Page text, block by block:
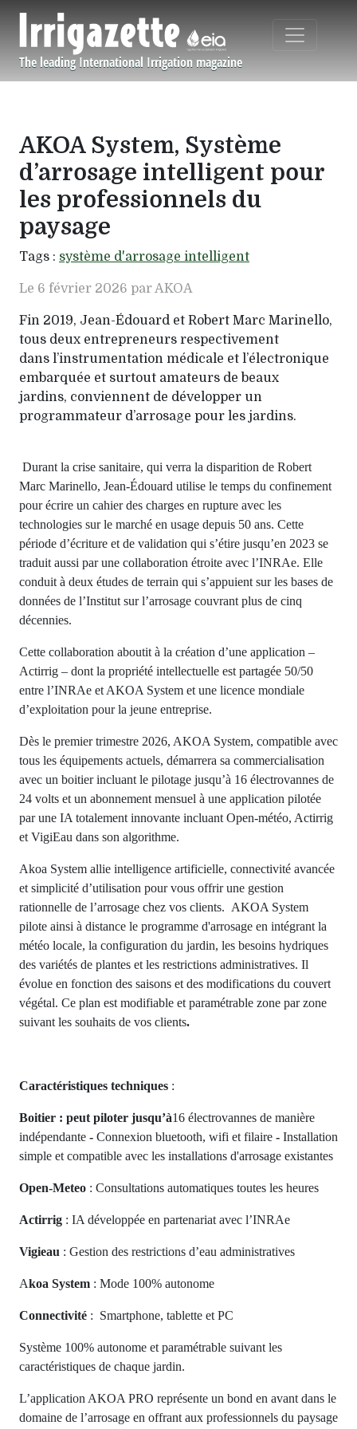
The leading International Irrigation magazine
Navigation principale
AKOA System, Système
d’arrosage intelligent pour
les professionnels du
paysage
Tags : système d'arrosage intelligent
Le 6 février 2026 par AKOA
Fin 2019, Jean-Édouard et Robert Marc Marinello,
tous deux entrepreneurs respectivement
dans l’instrumentation médicale et l’électronique
embarquée et surtout amateurs de beaux
jardins, conviennent de développer un
programmateur d’arrosage pour les jardins.
Durant la crise sanitaire, qui verra la disparition de Robert
Marc Marinello, Jean-Édouard utilise le temps du confinement
pour écrire un cahier des charges en rupture avec les
technologies sur le marché en usage depuis 50 ans. Cette
période d’écriture et de validation qui s’étire jusqu’en 2023 se
traduit aussi par une collaboration étroite avec l’INRAe. Elle
conduit à deux études de terrain qui s’appuient sur les bases de
données de l’Institut sur l’arrosage couvrant plus de cinq
décennies.
Cette collaboration aboutit à la création d’une application –
Actirrig – dont la propriété intellectuelle est partagée 50/50
entre l’INRAe et AKOA System et une licence mondiale
d’exploitation pour la jeune entreprise.
Dès le premier trimestre 2026, AKOA System, compatible avec
tous les équipements actuels, démarrera sa commercialisation
avec un boitier incluant le pilotage jusqu’à 16 électrovannes de
24 volts et un abonnement mensuel à une application pilotée
par une IA totalement innovante incluant Open-météo, Actirrig
et VigiEau dans son algorithme.
Akoa System allie intelligence artificielle, connectivité avancée
et simplicité d’utilisation pour vous offrir une gestion
rationnelle de l’arrosage chez vos clients. AKOA System
pilote ainsi à distance le programme d'arrosage en intégrant la
météo locale, la configuration du jardin, les besoins hydriques
des variétés de plantes et les restrictions administratives. Il
évolue en fonction des saisons et des modifications du couvert
végétal. Ce plan est modifiable et paramétrable zone par zone
suivant les souhaits de vos clients.
Caractéristiques techniques :
Boitier : peut piloter jusqu’à16 électrovannes de manière
indépendante - Connexion bluetooth, wifi et filaire - Installation
simple et compatible avec les installations d'arrosage existantes
Open-Meteo : Consultations automatiques toutes les heures
Actirrig : IA développée en partenariat avec l’INRAe
Vigieau : Gestion des restrictions d’eau administratives
Akoa System : Mode 100% autonome
Connectivité : Smartphone, tablette et PC
Système 100% autonome et paramétrable suivant les
caractéristiques de chaque jardin.
L’application AKOA PRO représente un bond en avant dans le
domaine de l’arrosage en offrant aux professionnels du paysage